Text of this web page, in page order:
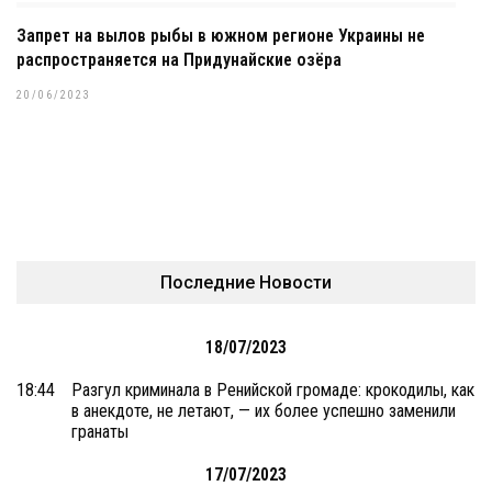
Запрет на вылов рыбы в южном регионе Украины не
распространяется на Придунайские озёра
20/06/2023
Последние Новости
18/07/2023
18:44
Разгул криминала в Ренийской громаде: крокодилы, как
в анекдоте, не летают, — их более успешно заменили
гранаты
17/07/2023